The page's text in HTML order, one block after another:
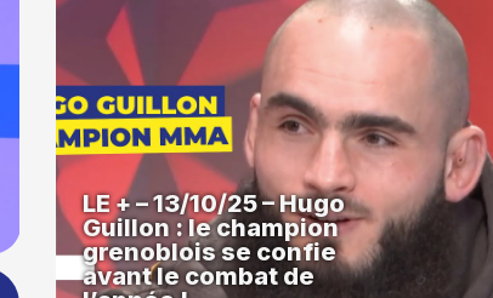
LE + – 13/10/25 – Hugo
Guillon : le champion
grenoblois se confie
avant le combat de